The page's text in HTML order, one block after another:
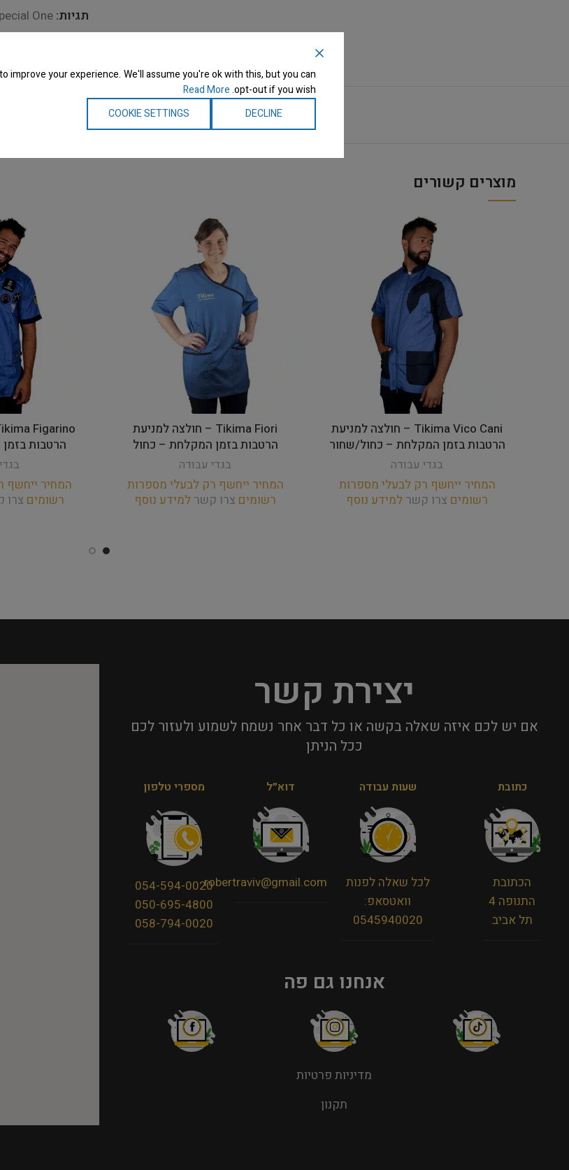
תגיות: One
מוצרים קשורים
Tikima Vico Cani – חולצה למניעת
הרטבות בזמן המקלחת – כחול/שחור
בגדי עבודה
המחיר ייחשף רק לבעלי מספרות
רשומים צרו קשר למידע נוסף
Tikima Fiori – חולצה למניעת
הרטבות בזמן המקלחת – כחול
בגדי עבודה
המחיר ייחשף רק לבעלי מספרות
רשומים צרו קשר למידע נוסף
הרטבות
המחיר ייחשף
רשומים צרו
יצירת קשר
אם יש לכם איזה שאלה בקשה או כל דבר אחר נשמח לשמוע ולעזור לכם
ככל הניתן​
כתובת
הכתובת
התנופה 4
תל אביב
שעות עבודה
לכל שאלה לפנות
וואטסאפ:
0545940020
דוא״ל
robertraviv@gmail.com
מספרי טלפון
054-594-0020
050-695-4800
058-794-0020
אנחנו גם פה
מדיניות פרטיות
תקנון
improve your experience. We'll assume you're ok with this, but you can
opt-out if you wish.
Read More
DECLINE
COOKIE SETTINGS